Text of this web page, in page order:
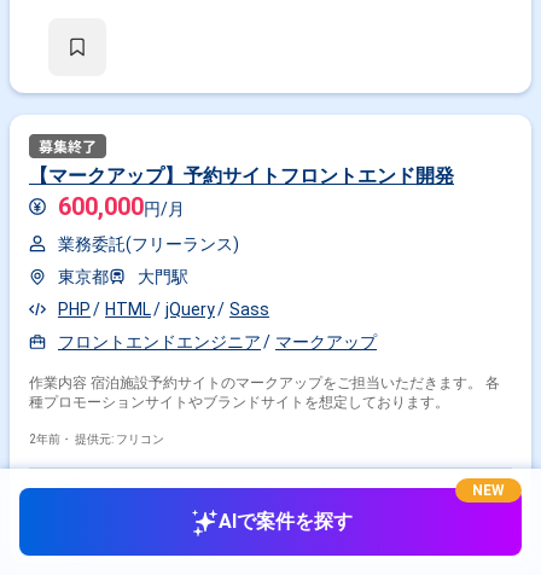
【マークアップ】予約サイトフロントエンド開発
600,000円/月
業務委託(フリーランス)
東京都
大門駅
PHP
HTML jQuery
Sass
フロントエンドエンジニア
マークアップ
作業内容 宿泊施設予約サイトのマークアップをご担当いただきます。 各
種プロモーションサイトやブランドサイトを想定しております。
2年前・ 提供元: フリコン
AIで案件を探す
NEW